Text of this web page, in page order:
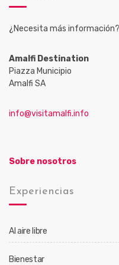
¿Necesita más
Amalfi Destination
Piazza Municipio
Amalfi SA
info@visitamalfi.info
Sobre nosotros
Experiencias
Al aire libre
Bienestar